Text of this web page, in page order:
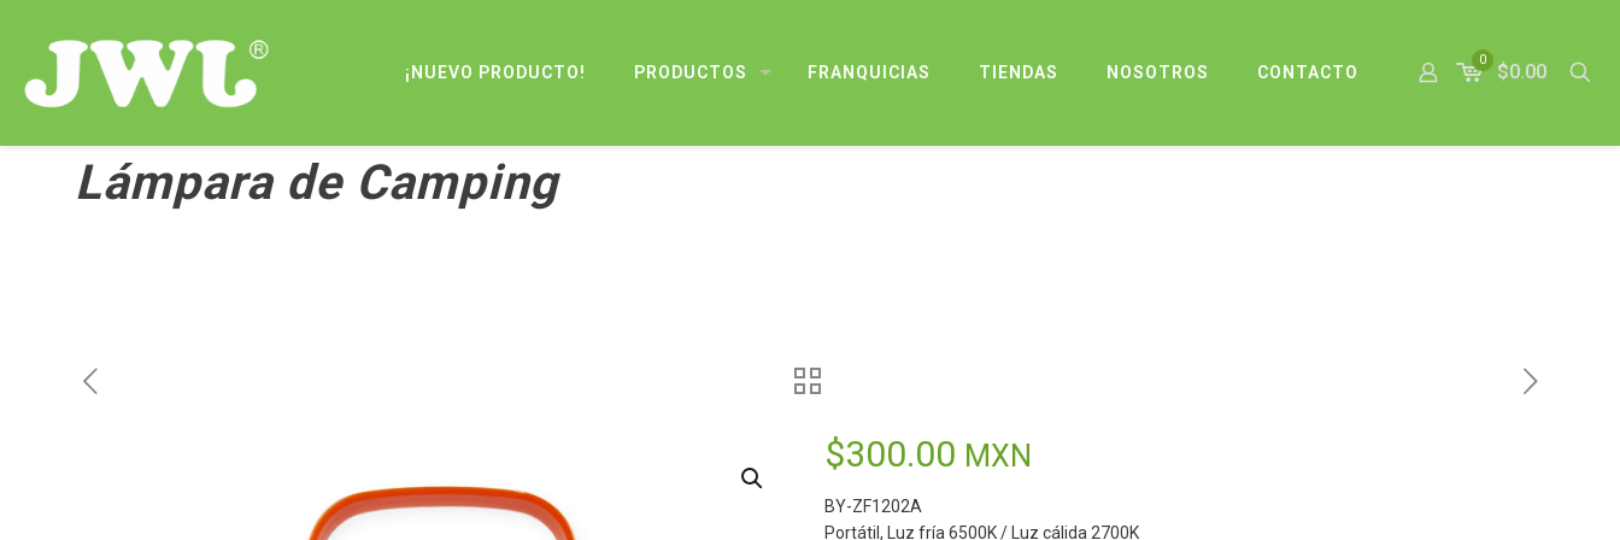
¡NUEVO PRODUCTO! PRODUCTOS FRANQUICIAS TIENDAS NOSOTROS CONTACTO
0
$0.00
Lámpara de Camping
$300.00 MXN
BY-ZF1202A
Portátil, Luz fría 6500K / Luz cálida 2700K